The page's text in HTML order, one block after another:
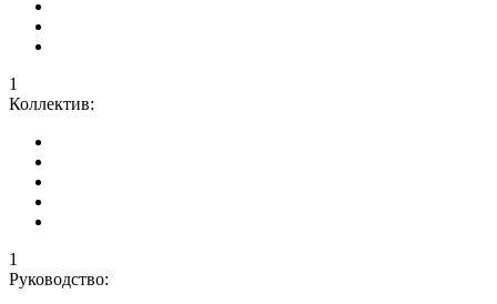
1
Коллектив:
1
Руководство: